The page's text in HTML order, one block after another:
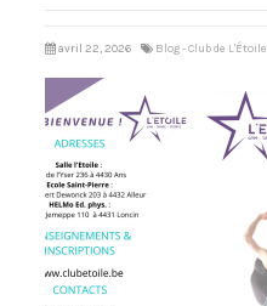
avril 22, 2026 Blog - Club de L'Étoile